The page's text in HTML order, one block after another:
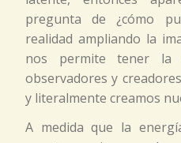
pregunta de ¿cómo
realidad ampliando la
nos permite tener la
observadores y
y literalmente creamos
A medida que la